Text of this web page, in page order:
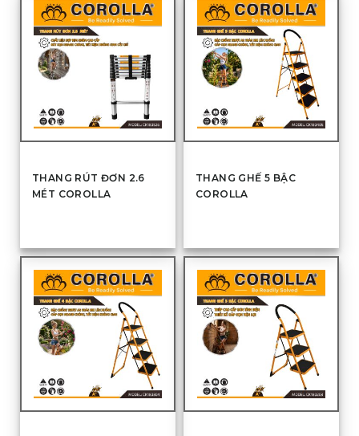
THANG RÚT ĐƠN 2.6
MÉT COROLLA
THANG GHẾ 5 BẬC
COROLLA